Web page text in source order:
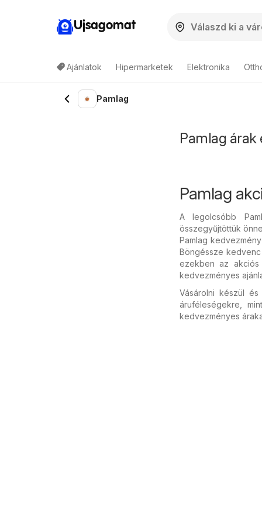
Ujsagomat
Ajánlatok Hipermarketek Elektronika
Pamlag
Pamlag árak
Pamlag
A legolcsóbb
összegyűjtöttük
Pamlag
Böngéssze kedvenc
ezekben az akciós
kedvezményes
Vásárolni készül
áruféleségekre,
kedvezményes